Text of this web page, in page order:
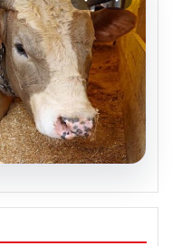
ekranı
canlı kilo